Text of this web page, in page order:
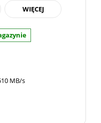
WIĘCEJ
MB/s